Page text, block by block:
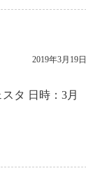
2019年3月19日
タ 日時：3月